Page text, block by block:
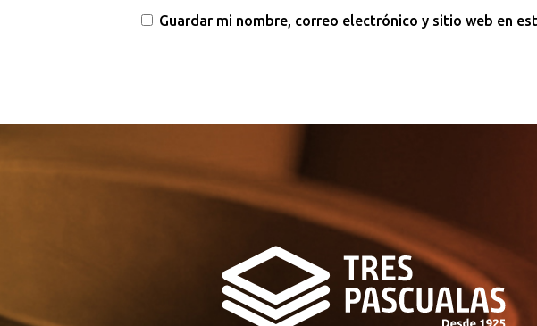
Guardar mi nombre, correo electrónico y sitio web en